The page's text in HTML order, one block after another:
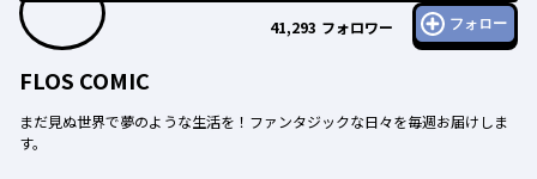
41,293 フォロワー フォロー
FLOS COMIC
まだ見ぬ世界で夢のような生活を！ファンタジックな日々を毎週お届けしま
す。